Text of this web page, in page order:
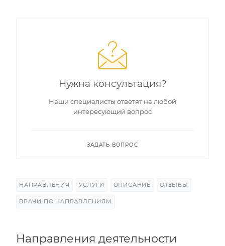
Нужна консультация?
Наши специалисты ответят на любой
интересующий вопрос
ЗАДАТЬ ВОПРОС
НАПРАВЛЕНИЯ УСЛУГИ ОПИСАНИЕ ОТЗЫВЫ
ВРАЧИ ПО НАПРАВЛЕНИЯМ
Направления деятельности